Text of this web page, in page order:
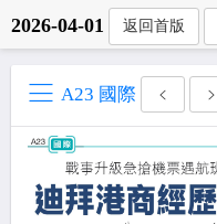
2026-04-01 返回首版
A23 國際